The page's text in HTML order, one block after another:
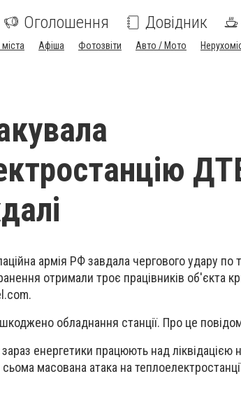
Оголошення Довідник
міста Афіша Фотозвіти Авто / Мото
армія РФ завдала чергового удару по
отримали троє працівників об'єкта
обладнання станції. Про це
енергетики працюють над ліквідацією
масована атака на